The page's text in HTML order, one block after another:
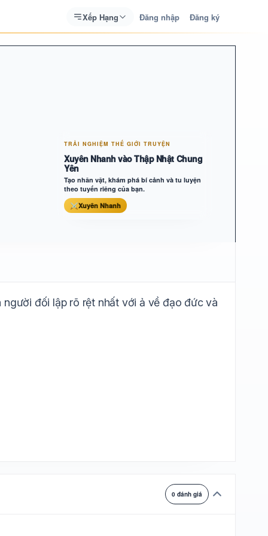
Xếp Hạng Đăng nhập Đăng ký
TRẢI NGHIỆM THẾ GIỚI TRUYỆN
Xuyên Nhanh vào Thập Nhật Chung
Yên
Tạo nhân vật, khám phá bí cảnh và tu luyện
theo tuyến riêng của bạn.
⚔Xuyên Nhanh
đối lập rõ rệt nhất với ả về đạo đức và
0 đánh giá